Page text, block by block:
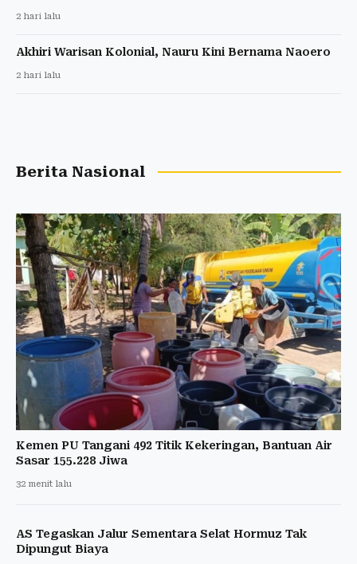
2 hari lalu
Akhiri Warisan Kolonial, Nauru Kini Bernama Naoero
2 hari lalu
Berita Nasional
Kemen PU Tangani 492 Titik Kekeringan, Bantuan Air
Sasar 155.228 Jiwa
32 menit lalu
AS Tegaskan Jalur Sementara Selat Hormuz Tak
Dipungut Biaya